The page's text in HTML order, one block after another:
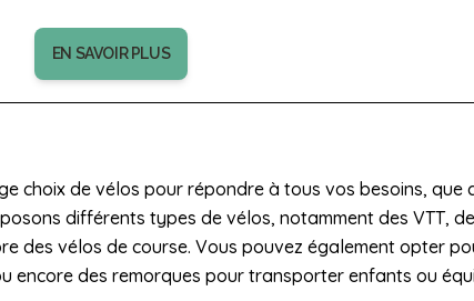
EN SAVOIR PLUS
choix de vélos pour répondre à tous vos besoins, que
différents types de vélos, notamment des VTT,
des vélos de course. Vous pouvez également opter
encore des remorques pour transporter enfants ou